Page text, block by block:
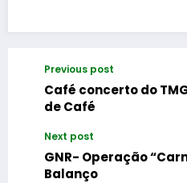
Previous post
Café concerto do
de Café
Next post
GNR- Operação
Balanço